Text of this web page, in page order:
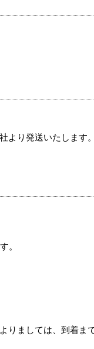
より発送いたします。
。
りましては、到着ま